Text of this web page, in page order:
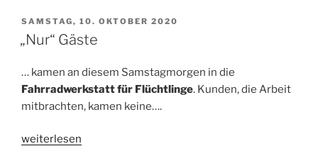
VERÖFFENTLICHT
AM
SAMSTAG, 10. OKTOBER 2020
„Nur“ Gäste
… kamen an diesem Samstagmorgen in die
Fahrradwerkstatt für Flüchtlinge. Kunden, die Arbeit
mitbrachten, kamen keine….
„„Nur“
weiterlesen